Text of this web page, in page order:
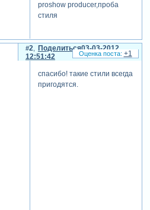
proshow producer,проба
стиля
Поделиться
2
03-03-2012
12:51:42
спасибо! такие стили всегда
пригодятся.
+1